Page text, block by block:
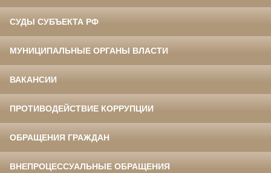
СУДЫ СУБЪЕКТА РФ
МУНИЦИПАЛЬНЫЕ ОРГАНЫ ВЛАСТИ
ВАКАНСИИ
ПРОТИВОДЕЙСТВИЕ КОРРУПЦИИ
ОБРАЩЕНИЯ ГРАЖДАН
ВНЕПРОЦЕССУАЛЬНЫЕ ОБРАЩЕНИЯ